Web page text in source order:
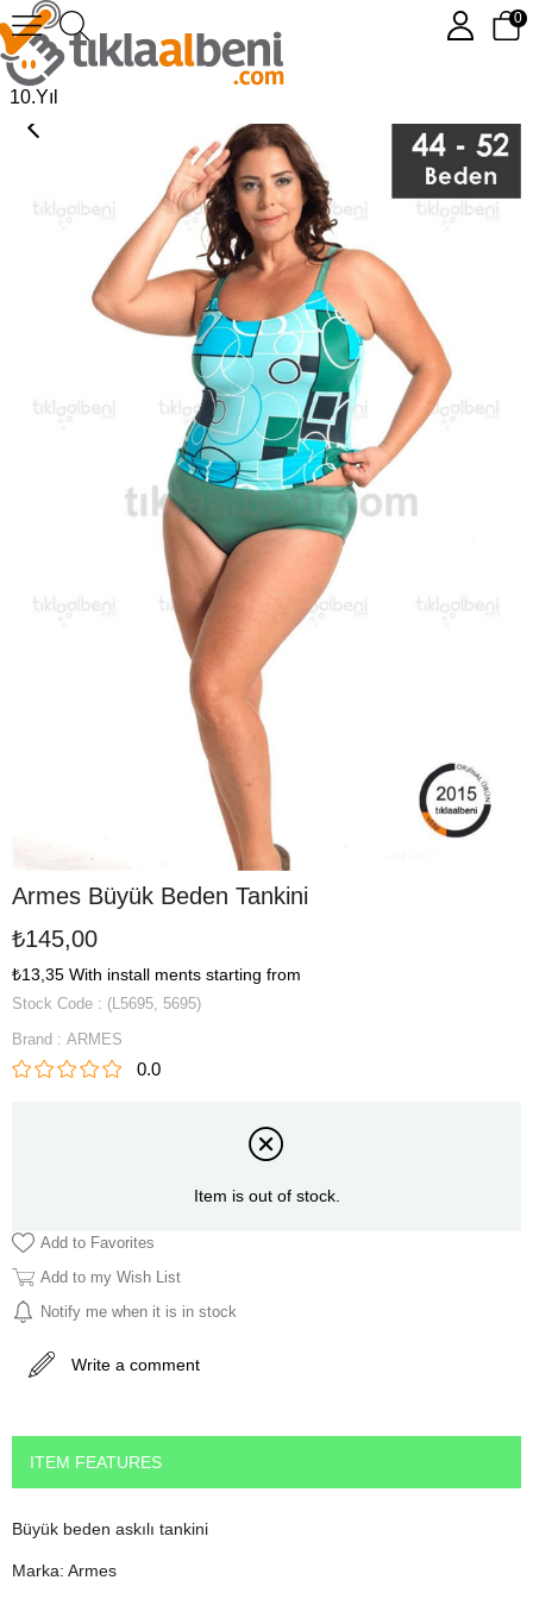
10.Yıl
0
Armes Büyük Beden Tankini
Armes Büyük Beden Tankini
₺145,00
₺13,35 With install ments starting from
Stock Code
(L5695, 5695)
Brand : ARMES
0.0
Item is out of stock.
Add to Favorites
Add to my Wish List
Notify me when it is in stock
Write a comment
ITEM FEATURES
Büyük beden askılı tankini
Marka: Armes